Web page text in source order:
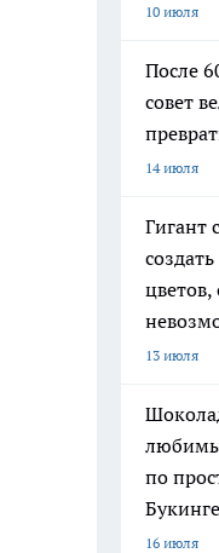
10 июля
После
совет
14 июля
Гигант
цветов,
13 июля
по
16 июля